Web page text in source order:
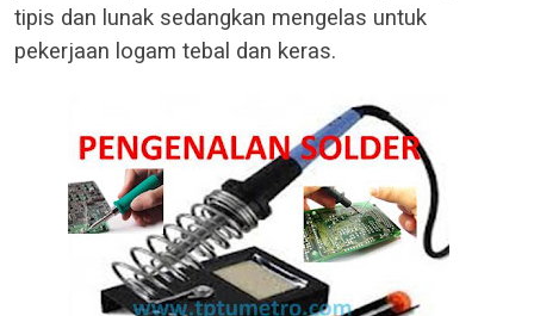
tipis dan lunak sedangkan mengelas untuk
pekerjaan logam tebal dan keras.